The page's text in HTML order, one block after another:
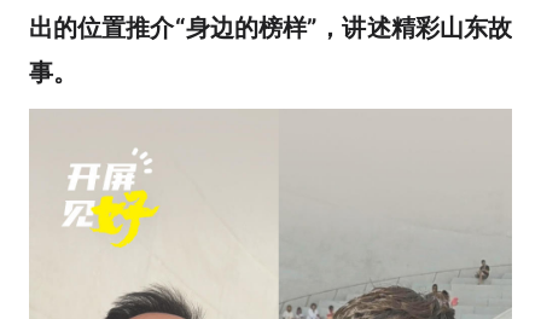
出的位置推介“身边的榜样”，讲述精彩山东故
事。